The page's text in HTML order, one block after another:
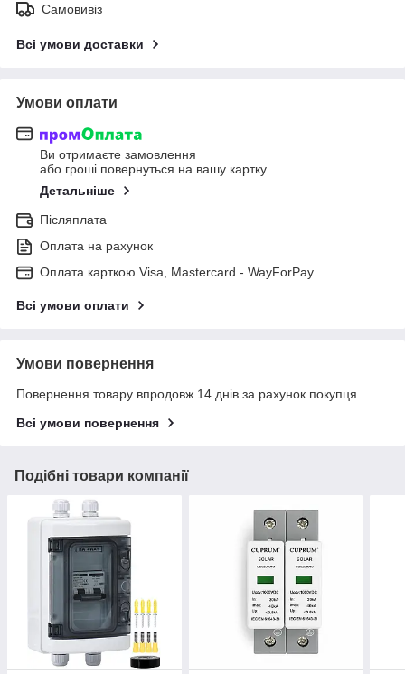
Самовивіз
Всі умови доставки
Умови оплати
Ви отримаєте замовлення
або гроші повернуться на вашу картку
Детальніше
Післяплата
Оплата на рахунок
Оплата карткою Visa, Mastercard - WayForPay
Всі умови оплати
Умови повернення
Повернення товару впродовж 14 днів за рахунок покупця
Всі умови повернення
Подібні товари компанії